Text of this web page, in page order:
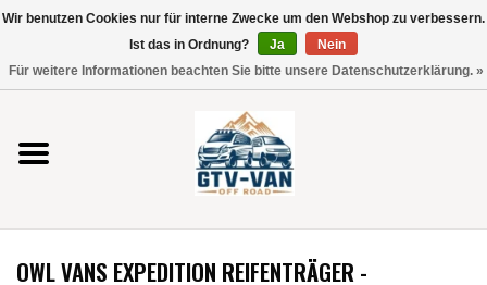
Verwende
die
nach
oben
und
unten,
verfügbare
Vito / V-Klasse 447
Viano /Vito 639
OWL VANS EXPEDITION REIFENTRÄGER -
Wir benutzen Cookies nur für interne Zwecke um den Webshop zu verbessern.
Ist das in Ordnung?
Ja
Nein
Für weitere Informationen beachten Sie bitte unsere Datenschutzerklärung. »